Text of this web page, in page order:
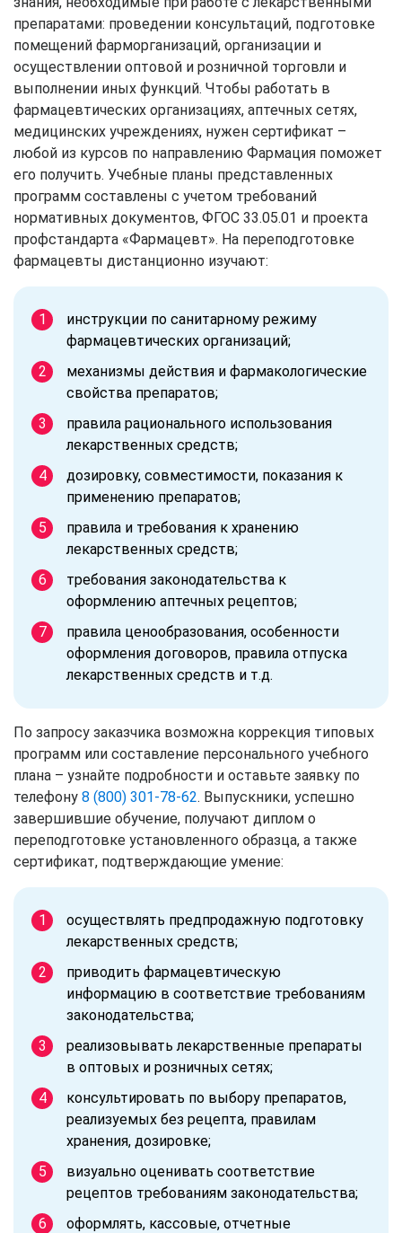
препаратами: проведении консультаций, подготовке
помещений фарморганизаций, организации и
осуществлении оптовой и розничной торговли и
выполнении иных функций. Чтобы работать в
фармацевтических организациях, аптечных сетях,
медицинских учреждениях, нужен сертификат –
любой из курсов по направлению Фармация поможет
его получить. Учебные планы представленных
программ составлены с учетом требований
нормативных документов, ФГОС 33.05.01 и проекта
профстандарта «Фармацевт». На переподготовке
фармацевты дистанционно изучают:
инструкции по санитарному режиму
фармацевтических организаций;
механизмы действия и фармакологические
свойства препаратов;
правила рационального использования
лекарственных средств;
дозировку, совместимости, показания к
применению препаратов;
правила и требования к хранению
лекарственных средств;
требования законодательства к
оформлению аптечных рецептов;
правила ценообразования, особенности
оформления договоров, правила отпуска
лекарственных средств и т.д.
По запросу заказчика возможна коррекция типовых
программ или составление персонального учебного
плана – узнайте подробности и оставьте заявку по
телефону 8 (800) 301-78-62. Выпускники, успешно
завершившие обучение, получают диплом о
переподготовке установленного образца, а также
сертификат, подтверждающие умение:
осуществлять предпродажную подготовку
лекарственных средств;
приводить фармацевтическую
информацию в соответствие требованиям
законодательства;
реализовывать лекарственные препараты
в оптовых и розничных сетях;
консультировать по выбору препаратов,
реализуемых без рецепта, правилам
хранения, дозировке;
визуально оценивать соответствие
рецептов требованиям законодательства;
оформлять, кассовые, отчетные